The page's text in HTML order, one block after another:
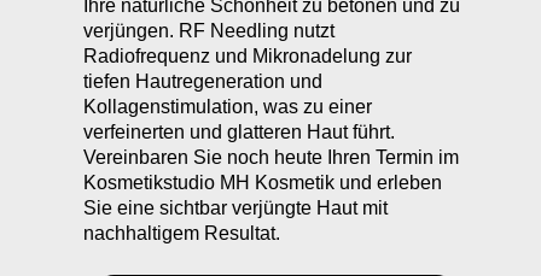
Ihre natürliche Schönheit zu betonen und zu
verjüngen. RF Needling nutzt
Radiofrequenz und Mikronadelung zur
tiefen Hautregeneration und
Kollagenstimulation, was zu einer
verfeinerten und glatteren Haut führt.
Vereinbaren Sie noch heute Ihren Termin im
Kosmetikstudio MH Kosmetik und erleben
Sie eine sichtbar verjüngte Haut mit
nachhaltigem Resultat.